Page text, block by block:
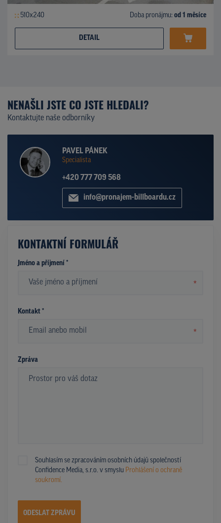
510x240 Doba pronájmu: od 1 měsíce
DETAIL
NENAŠLI JSTE CO JSTE HLEDALI?
Kontaktujte naše odborníky
PAVEL PÁNEK
Specialista
+420 777 709 568
info@pronajem-billboardu.cz
KONTAKTNÍ FORMULÁŘ
Jméno a příjmení *
*
Kontakt *
*
Zpráva
Souhlasím se zpracováním osobních údajů společností
Confidence Media, s.r.o. v smyslu Prohlášení o ochraně
soukromí.
ODESLAT ZPRÁVU